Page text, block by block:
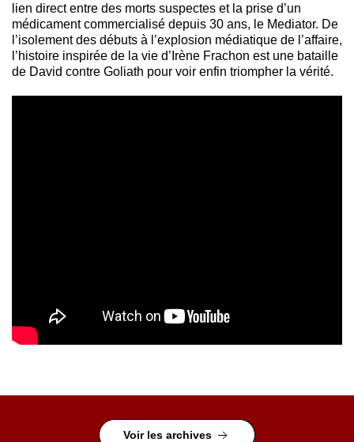
lien direct entre des morts suspectes et la prise d’un
médicament commercialisé depuis 30 ans, le Mediator. De
l’isolement des débuts à l’explosion médiatique de l’affaire,
l’histoire inspirée de la vie d’Irène Frachon est une bataille
de David contre Goliath pour voir enfin triompher la vérité.
Voir les archives